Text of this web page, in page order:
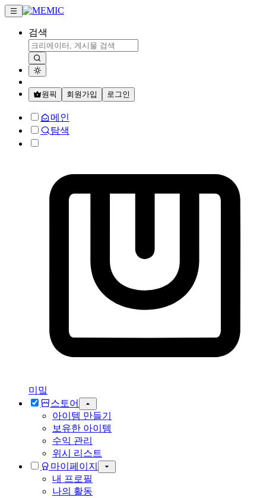
검색
원픽 회원가입 로그인
메인
탐색
미밐
스토어
아이템 만들기
보유한 아이템
수익 관리
위시 리스트
마이페이지
내 프로필
나의 활동